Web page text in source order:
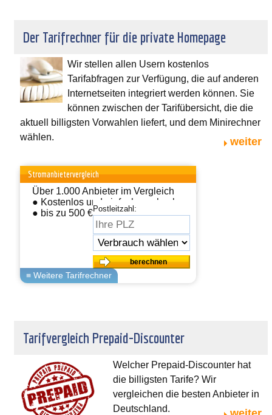
Der Tarifrechner für die private Homepage
Wir stellen allen Usern kostenlos
Tarifabfragen zur Verfügung, die auf anderen
Internetseiten integriert werden können. Sie
können zwischen der Tarifübersicht, die die
aktuell billigsten Vorwahlen liefert, und dem Minirechner
wählen.
weiter
Stromanbietervergleich
Über 1.000 Anbieter im Vergleich
● Kostenlos und einfach wechseln
● bis zu 500 € sparen
Postleitzahl:
Tarifvergleich Prepaid-Discounter
Welcher Prepaid-Discounter hat
die billigsten Tarife? Wir
vergleichen die besten Anbieter in
Deutschland.